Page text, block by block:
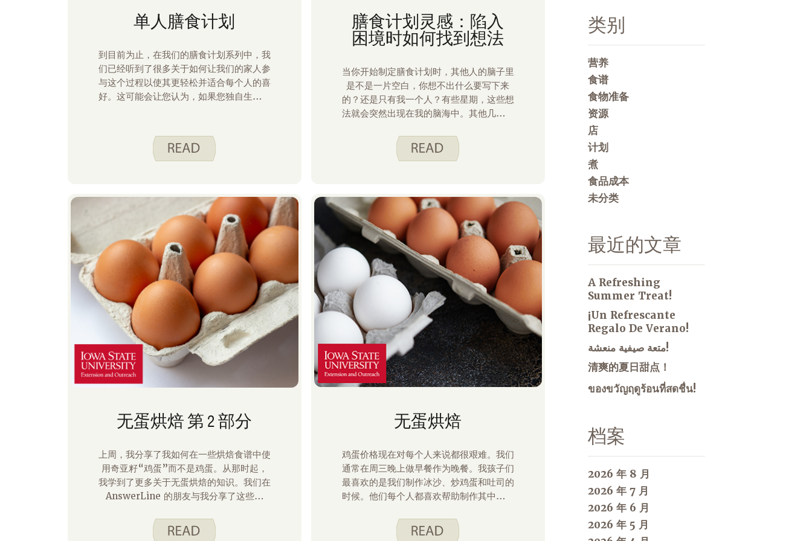
单人膳食计划
到目前为止，在我们的膳食计划系列中，我
们已经听到了很多关于如何让我们的家人参
与这个过程以使其更轻松并适合每个人的喜
好。这可能会让您认为，如果您独自生活，
好，但对我来说，如果我要吃得好，膳食计
划是必须做的。
膳食计划灵感：陷入
困境时如何找到想法
当你开始制定膳食计划时，其他人的脑子里
是不是一片空白，你想不出什么要写下来
的？还是只有我一个人？有些星期，这些想
法就会突然出现在我的脑海中。其他几周我
事，可以帮助我想出我的膳食计划的想法。
无蛋烘焙 第 2 部分
上周，我分享了我如何在一些烘焙食谱中使
用奇亚籽“鸡蛋”而不是鸡蛋。从那时起，
我学到了更多关于无蛋烘焙的知识。我们在
AnswerLine 的朋友与我分享了这些提
无蛋烘焙
鸡蛋价格现在对每个人来说都很艰难。我们
通常在周三晚上做早餐作为晚餐。我孩子们
最喜欢的是我们制作冰沙、炒鸡蛋和吐司的
时候。他们每个人都喜欢帮助制作其中一种
想运行搅拌机。由于鸡蛋价格开始上涨，我
们已经停止制作这顿全家人最喜欢的饭菜，
类别
营养
食谱
食物准备
资源
店
计划
煮
食品成本
未分类
最近的文章
A Refreshing
Summer Treat!
¡Un Refrescante
Regalo De Verano!
متعة صيفية منعشة!
清爽的夏日甜点！
ของขวัญฤดูร้อนที่สดชื่น!
档案
2026 年 8 月
2026 年 7 月
2026 年 6 月
2026 年 5 月